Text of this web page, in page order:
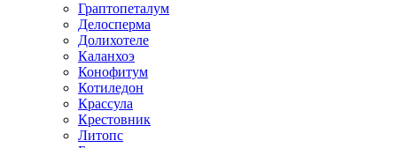
Граптопеталум
Делосперма
Долихотеле
Каланхоэ
Конофитум
Котиледон
Крассула
Крестовник
Литопс